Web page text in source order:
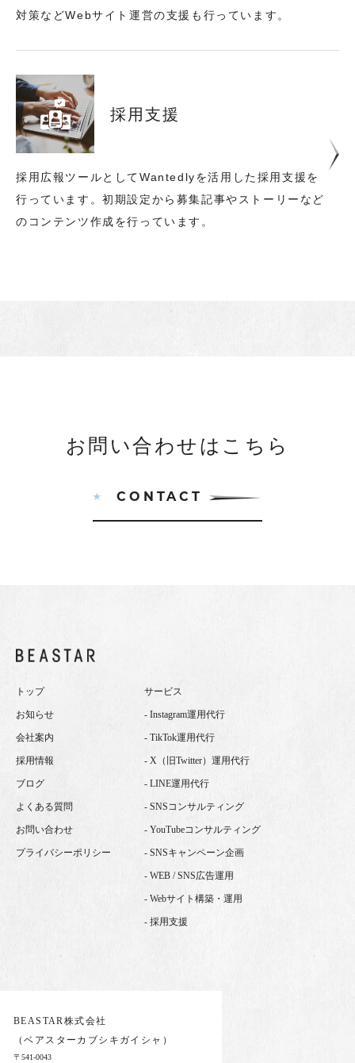
対策などWebサイト運営の支援も行っています。
採用支援
採用広報ツールとしてWantedlyを活用した採用支援を
行っています。初期設定から募集記事やストーリーなど
のコンテンツ作成を行っています。
お問い合わせはこちら
CONTACT
トップ
お知らせ
会社案内
採用情報
ブログ
よくある質問
お問い合わせ
プライバシーポリシー
サービス
- Instagram運用代行
- TikTok運用代行
- X（旧Twitter）運用代行
- LINE運用代行
- SNSコンサルティング
- YouTubeコンサルティング
- SNSキャンペーン企画
- WEB / SNS広告運用
- Webサイト構築・運用
- 採用支援
BEASTAR株式会社
（ベアスターカブシキガイシャ）
〒541-0043